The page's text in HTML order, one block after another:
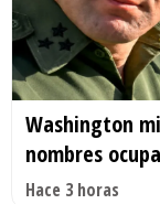
Washington
nombres
Hace 3 horas